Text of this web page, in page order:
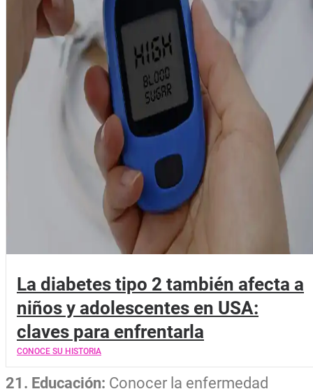
La diabetes tipo 2 también afecta a
niños y adolescentes en USA:
claves para enfrentarla
CONOCE SU HISTORIA
21. Educación: Conocer la enfermedad